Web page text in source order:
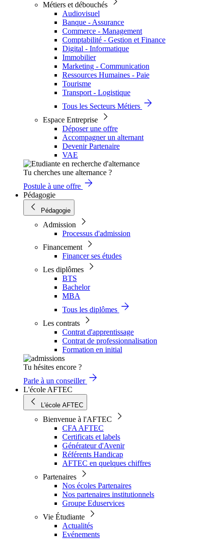
Métiers et débouchés
Audiovisuel
Banque - Assurance
Commerce - Management
Comptabilité - Gestion et Finance
Digital - Informatique
Immobilier
Marketing - Communication
Ressources Humaines - Paie
Tourisme
Transport - Logistique
Tous les Secteurs Métiers
Espace Entreprise
Déposer une offre
Accompagner un alternant
Devenir Partenaire
VAE
Tu cherches une alternance ?
Postule à une offre
Pédagogie
Pédagogie
Admission
Processus d'admission
Financement
Financer ses études
Les diplômes
BTS
Bachelor
MBA
Tous les diplômes
Les contrats
Contrat d'apprentissage
Contrat de professionnalisation
Formation en initial
Tu hésites encore ?
Parle à un conseiller
L'école AFTEC
L'école AFTEC
Bienvenue à l'AFTEC
CFA AFTEC
Certificats et labels
Générateur d'Avenir
Référents Handicap
AFTEC en quelques chiffres
Partenaires
Nos écoles Partenaires
Nos partenaires institutionnels
Groupe Eduservices
Vie Étudiante
Actualités
Evénements